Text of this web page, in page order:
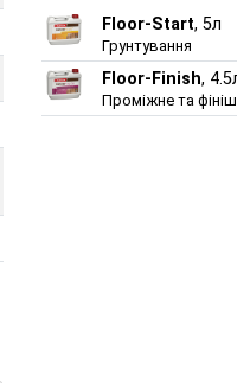
Floor-Start, 5л
Грунтування
Floor-Finish,
Проміжне та